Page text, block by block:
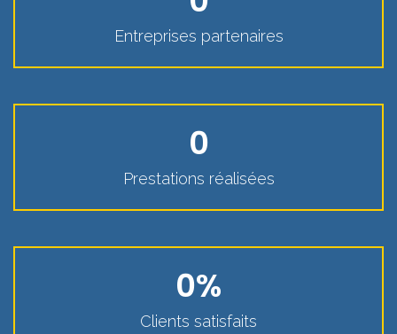
Entreprises partenaires
0
Prestations réalisées
0%
Clients satisfaits